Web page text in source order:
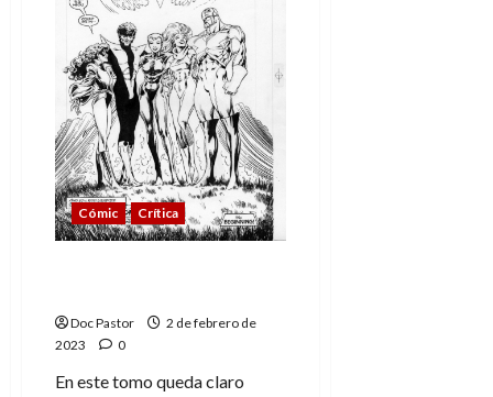
de
M.Night
Shyamalan
Cómic Crítica
Doc Pastor
2 de febrero de
2023
0
En este tomo queda claro